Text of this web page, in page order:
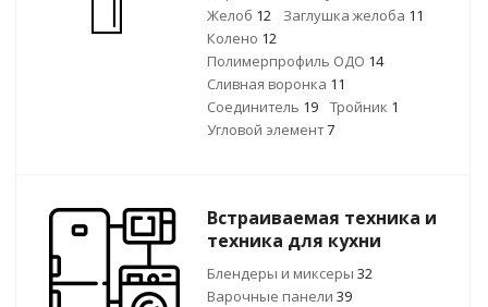
Желоб 12 Заглушка желоба 11
Колено 12
Полимерпрофиль ОДО 14
Сливная воронка 11
Соединитель 19 Тройник 1
Угловой элемент7
Встраиваемая техника и
техника для кухни
Блендеры и миксеры 32
Варочные панели 39